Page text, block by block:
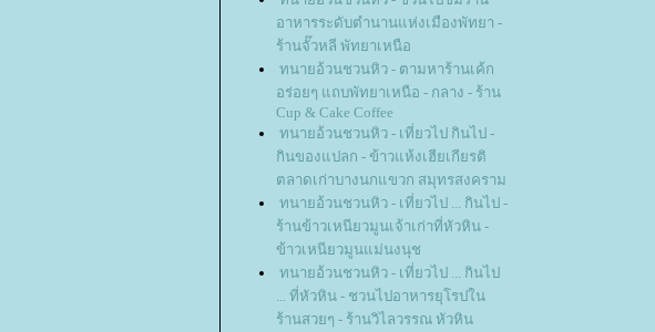
อาหารระดับตำนานแห่งเมืองพัทยา -
ร้านจั๊วหลี พัทยาเหนือ
ทนายอ้วนชวนหิว - ตามหาร้านเค้ก
อร่อยๆ แถบพัทยาเหนือ - กลาง - ร้าน
Cup & Cake Coffee
ทนายอ้วนชวนหิว - เที่ยวไป กินไป -
กินของแปลก - ข้าวแห้งเฮียเกียรติ
ตลาดเก่าบางนกแขวก สมุทรสงคราม
ทนายอ้วนชวนหิว - เที่ยวไป ... กินไป -
ร้านข้าวเหนียวมูนเจ้าเก่าที่หัวหิน -
ข้าวเหนียวมูนแม่นงนุช
ทนายอ้วนชวนหิว - เที่ยวไป ... กินไป
... ที่หัวหิน - ชวนไปอาหารยุโรปใน
ร้านสวยๆ - ร้านวิไลวรรณ หัวหิน